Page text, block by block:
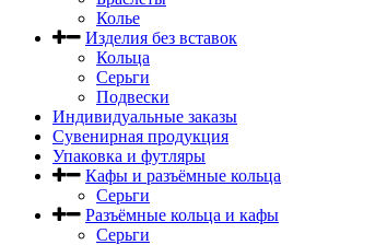
Колье
Изделия без вставок
Кольца
Серьги
Подвески
Индивидуальные заказы
Сувенирная продукция
Упаковка и футляры
Кафы и разъёмные кольца
Серьги
Разъёмные кольца и кафы
Серьги